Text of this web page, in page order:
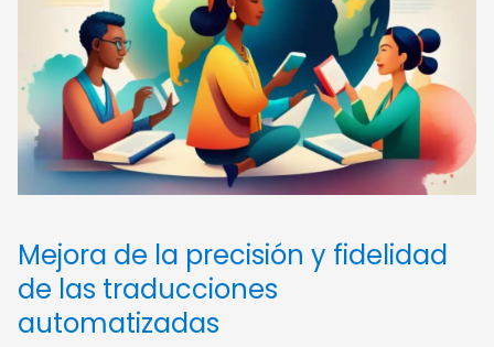
Mejora de la precisión y fidelidad
de las traducciones
automatizadas